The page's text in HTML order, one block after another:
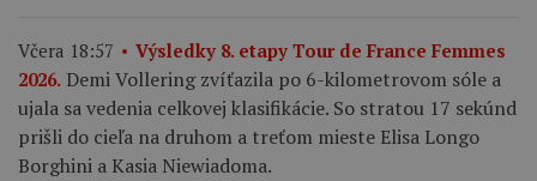
Včera 18:57
Výsledky 8. etapy Tour de France Femmes
2026. Demi Vollering zvíťazila po 6-kilometrovom sóle a
ujala sa vedenia celkovej klasifikácie. So stratou 17 sekúnd
prišli do cieľa na druhom a treťom mieste Elisa Longo
Borghini a Kasia Niewiadoma.